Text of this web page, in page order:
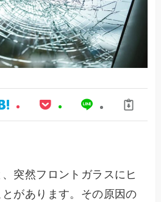
突然フロントガラスにヒ
があります。その原因の